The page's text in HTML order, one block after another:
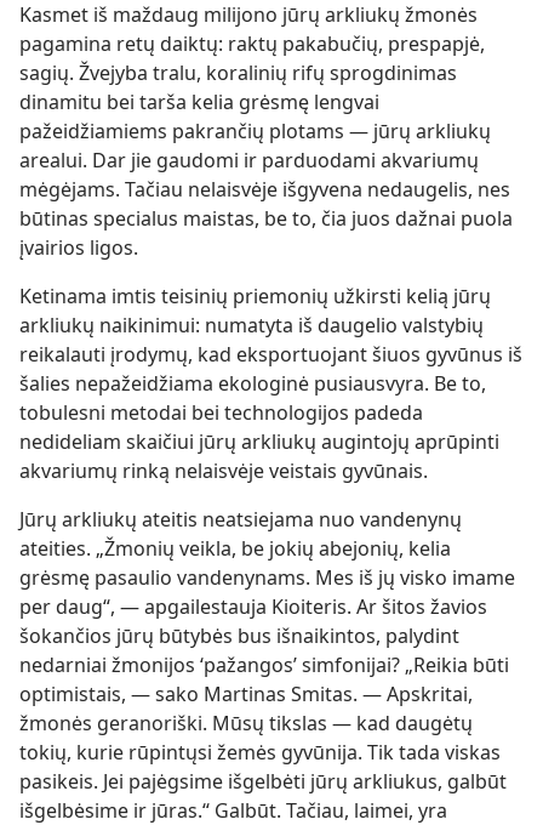
Kasmet iš maždaug milijono jūrų arkliukų žmonės
pagamina retų daiktų: raktų pakabučių, prespapjė,
sagių. Žvejyba tralu, koralinių rifų sprogdinimas
dinamitu bei tarša kelia grėsmę lengvai
pažeidžiamiems pakrančių plotams — jūrų arkliukų
arealui. Dar jie gaudomi ir parduodami akvariumų
mėgėjams. Tačiau nelaisvėje išgyvena nedaugelis, nes
būtinas specialus maistas, be to, čia juos dažnai puola
įvairios ligos.
Ketinama imtis teisinių priemonių užkirsti kelią jūrų
arkliukų naikinimui: numatyta iš daugelio valstybių
reikalauti įrodymų, kad eksportuojant šiuos gyvūnus iš
šalies nepažeidžiama ekologinė pusiausvyra. Be to,
tobulesni metodai bei technologijos padeda
nedideliam skaičiui jūrų arkliukų augintojų aprūpinti
akvariumų rinką nelaisvėje veistais gyvūnais.
Jūrų arkliukų ateitis neatsiejama nuo vandenynų
ateities. „Žmonių veikla, be jokių abejonių, kelia
grėsmę pasaulio vandenynams. Mes iš jų visko imame
per daug“, — apgailestauja Kioiteris. Ar šitos žavios
šokančios jūrų būtybės bus išnaikintos, palydint
nedarniai žmonijos ‘pažangos’ simfonijai? „Reikia būti
optimistais, — sako Martinas Smitas. — Apskritai,
žmonės geranoriški. Mūsų tikslas — kad daugėtų
tokių, kurie rūpintųsi žemės gyvūnija. Tik tada viskas
pasikeis. Jei pajėgsime išgelbėti jūrų arkliukus, galbūt
išgelbėsime ir jūras.“ Galbūt. Tačiau, laimei, yra